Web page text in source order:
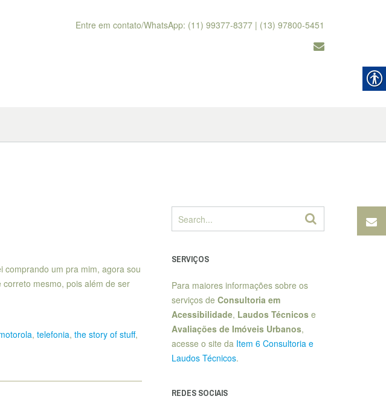
Entre em contato/WhatsApp: (11) 99377-8377 | (13) 97800-5451
comprando um pra mim, agora sou
mesmo, pois além de ser
, telefonia, the story of stuff,
SERVIÇOS
Para maiores informações sobre os
serviços de Consultoria em
Acessibilidade, Laudos Técnicose
Avaliações de Imóveis Urbanos,
acesse o site da Item 6 Consultoria e
Laudos Técnicos.
REDES SOCIAIS